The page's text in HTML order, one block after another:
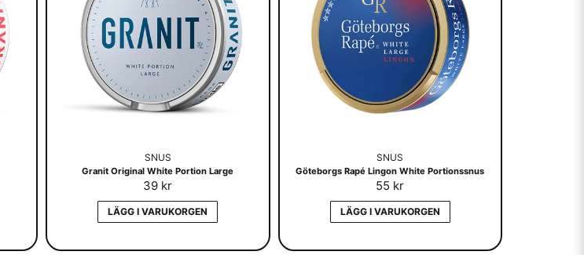
SNUS
Granit Original White Portion Large
39 kr
LÄGG I VARUKORGEN
SNUS
Göteborgs Rapé Lingon White Portionssnus
55 kr
LÄGG I VARUKORGEN